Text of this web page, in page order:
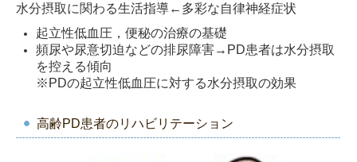
水分摂取に関わる生活指導←多彩な自律神経症状
起立性低血圧，便秘の治療の基礎
頻尿や尿意切迫などの排尿障害→PD患者は水分摂取
を控える傾向
※PDの起立性低血圧に対する水分摂取の効果
高齢PD患者のリハビリテーション